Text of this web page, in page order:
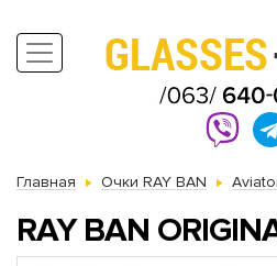
Главная Очки RAY BAN
RAY BAN